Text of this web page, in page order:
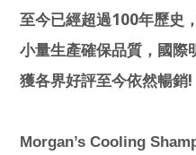
至今已經超過100年歷史
小量生產確保品質，國際
獲各界好評至今依然暢銷!
Morgan’s Cooling